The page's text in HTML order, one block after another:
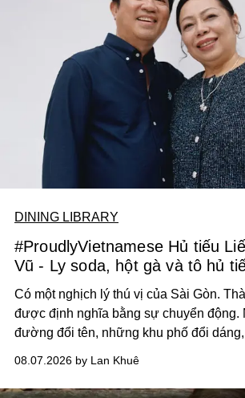
DINING LIBRARY
#ProudlyVietnamese Hủ tiếu
Vũ - Ly soda, hột gà và tô hủ
Có một nghịch lý thú vị của Sài Gòn.
được định nghĩa bằng sự chuyển động.
đường đổi tên, những khu phố đổi
nói về cái mới, về xu hướng tiếp theo,
đáng để trải nghiệm trước khi chúng
08.07.2026 by Lan Khuê